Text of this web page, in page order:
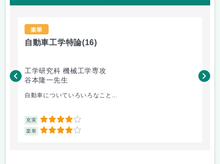
楽単
自動車工学特論(16)
工学研究科 機械工学専攻
谷本隆一先生
自動車についていろいろなこと...
充実 4
楽単 4
松